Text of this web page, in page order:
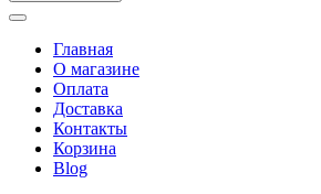
Главная
О магазине
Оплата
Доставка
Контакты
Корзина
Blog